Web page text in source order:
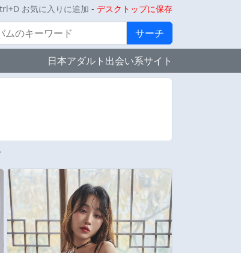
お気に入りに追加 - デスクトップに保存
サーチ
日本アダルト出会い系サイト